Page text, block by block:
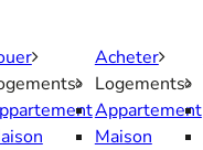
Acheter
Logements
Appartement
Maison